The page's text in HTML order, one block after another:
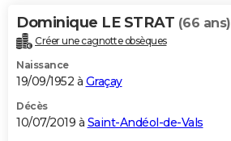
Dominique LE STRAT (66 ans)
Créer une cagnotte obsèques
Naissance
19/09/1952 à Graçay
Décès
10/07/2019 à Saint-Andéol-de-Vals